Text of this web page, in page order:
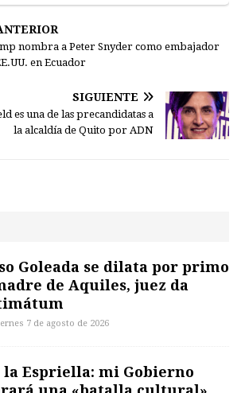
nombra a Peter Snyder como embajador
en Ecuador
SIGUIENTE
es una de las precandidatas a
la alcaldía de Quito por ADN
Goleada se dilata por primo
de Aquiles, juez da
7 de agosto de 2026
la Espriella: mi Gobierno